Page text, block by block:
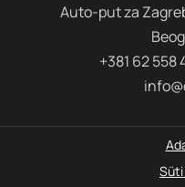
Auto-put za
+381 62 558